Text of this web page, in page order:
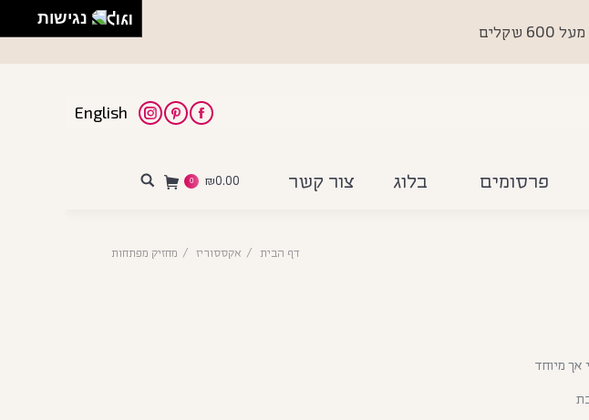
Facebook
Pinterest
Instagram
English
פרסומים בלוג צור קשר ₪0.00
0
Search:
דף הבית אקססוריז מחזיק מפתחות
אך מיוחד
נגישות